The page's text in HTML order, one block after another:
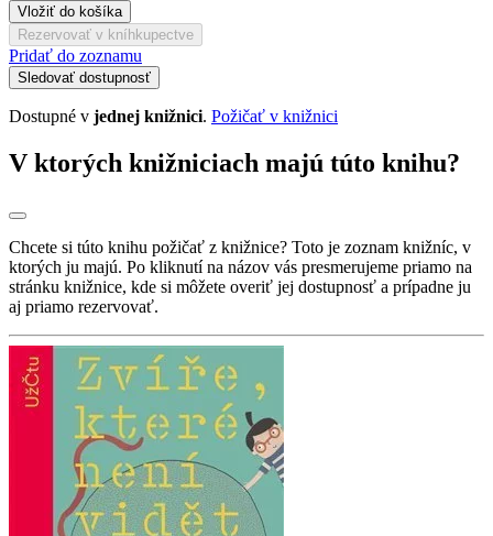
Vložiť do košíka
Rezervovať v kníhkupectve
Pridať do zoznamu
Sledovať dostupnosť
Dostupné v jednej knižnici. Požičať v knižnici
V ktorých knižniciach majú túto knihu?
Chcete si túto knihu požičať z knižnice? Toto je zoznam knižníc, v
ktorých ju majú. Po kliknutí na názov vás presmerujeme priamo na
stránku knižnice, kde si môžete overiť jej dostupnosť a prípadne ju
aj priamo rezervovať.